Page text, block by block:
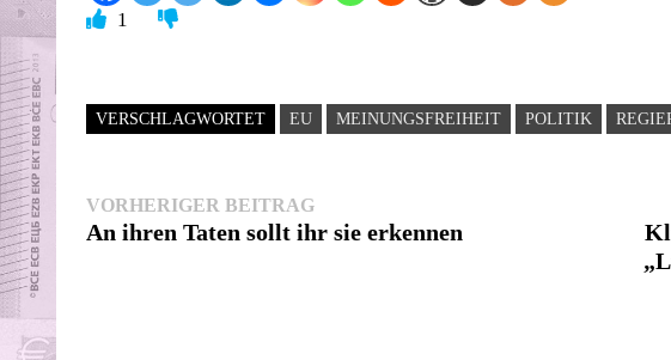
1
VERSCHLAGWORTET EU MEINUNGSFREIHEIT POLITIK
Beitragsnavigation
VORHERIGER BEITRAGVorheriger
Beitrag:
An ihren Taten sollt ihr sie erkennen